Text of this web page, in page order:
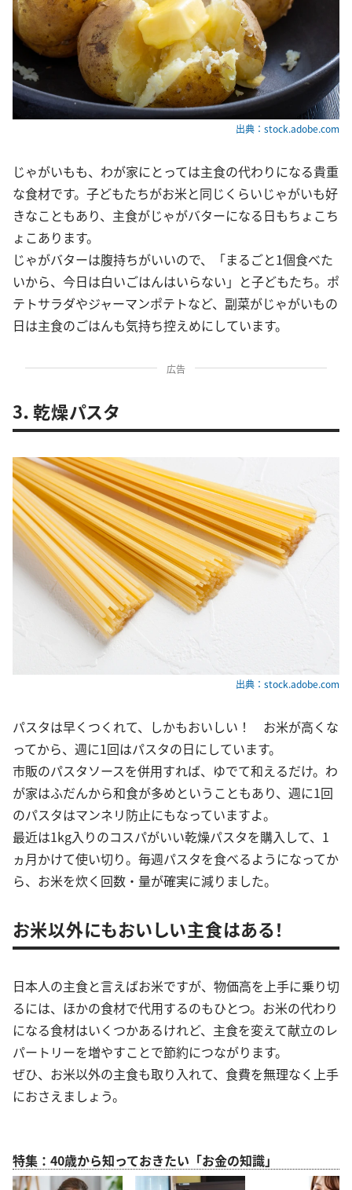
出典：stock.adobe.com
じゃがいもも、わが家にとっては主食の代わりになる貴重
な食材です。子どもたちがお米と同じくらいじゃがいも好
きなこともあり、主食がじゃがバターになる日もちょこち
ょこあります。
じゃがバターは腹持ちがいいので、「まるごと1個食べた
いから、今日は白いごはんはいらない」と子どもたち。ポ
テトサラダやジャーマンポテトなど、副菜がじゃがいもの
日は主食のごはんも気持ち控えめにしています。
広告
3．乾燥パスタ
出典：stock.adobe.com
パスタは早くつくれて、しかもおいしい！ お米が高くな
ってから、週に1回はパスタの日にしています。
市販のパスタソースを併用すれば、ゆでて和えるだけ。わ
が家はふだんから和食が多めということもあり、週に1回
のパスタはマンネリ防止にもなっていますよ。
最近は1kg入りのコスパがいい乾燥パスタを購入して、1
ヵ月かけて使い切り。毎週パスタを食べるようになってか
ら、お米を炊く回数・量が確実に減りました。
お米以外にもおいしい主食はある！
日本人の主食と言えばお米ですが、物価高を上手に乗り切
るには、ほかの食材で代用するのもひとつ。お米の代わり
になる食材はいくつかあるけれど、主食を変えて献立のレ
パートリーを増やすことで節約につながります。
ぜひ、お米以外の主食も取り入れて、食費を無理なく上手
におさえましょう。
特集：40歳から知っておきたい「お金の知識」